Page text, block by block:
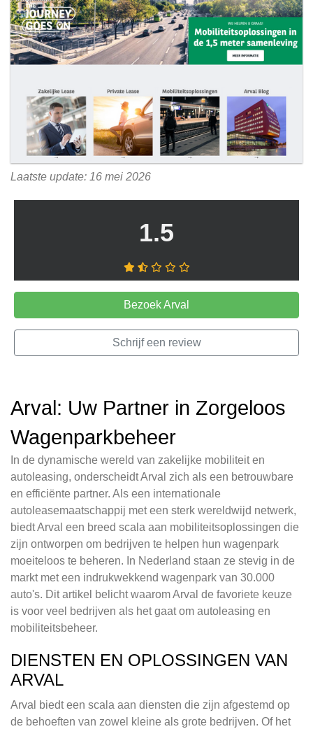
Laatste update: 16 mei 2026
1.5
Bezoek Arval
Schrijf een review
Arval: Uw Partner in Zorgeloos
Wagenparkbeheer
In de dynamische wereld van zakelijke mobiliteit en
autoleasing, onderscheidt Arval zich als een betrouwbare
en efficiënte partner. Als een internationale
autoleasemaatschappij met een sterk wereldwijd netwerk,
biedt Arval een breed scala aan mobiliteitsoplossingen die
zijn ontworpen om bedrijven te helpen hun wagenpark
moeiteloos te beheren. In Nederland staan ze stevig in de
markt met een indrukwekkend wagenpark van 30.000
auto's. Dit artikel belicht waarom Arval de favoriete keuze
is voor veel bedrijven als het gaat om autoleasing en
mobiliteitsbeheer.
DIENSTEN EN OPLOSSINGEN VAN
ARVAL
Arval biedt een scala aan diensten die zijn afgestemd op
de behoeften van zowel kleine als grote bedrijven. Of het